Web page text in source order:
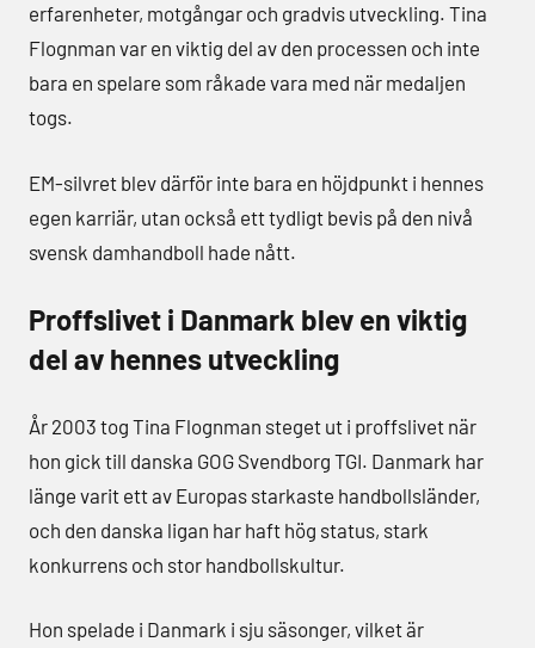
erfarenheter, motgångar och gradvis utveckling. Tina
Flognman var en viktig del av den processen och inte
bara en spelare som råkade vara med när medaljen
togs.
EM-silvret blev därför inte bara en höjdpunkt i hennes
egen karriär, utan också ett tydligt bevis på den nivå
svensk damhandboll hade nått.
Proffslivet i Danmark blev en viktig
del av hennes utveckling
År 2003 tog Tina Flognman steget ut i proffslivet när
hon gick till danska GOG Svendborg TGI. Danmark har
länge varit ett av Europas starkaste handbollsländer,
och den danska ligan har haft hög status, stark
konkurrens och stor handbollskultur.
Hon spelade i Danmark i sju säsonger, vilket är